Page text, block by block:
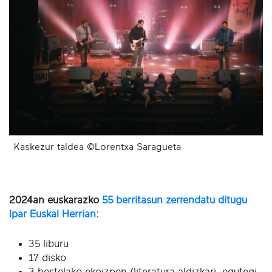
Kaskezur taldea ©Lorentxa Saragueta
2024an euskarazko 55 berritasun zerrendatu ditugu
Ipar Euskal Herrian:
35 liburu
17 disko